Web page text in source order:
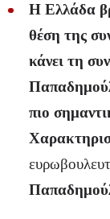
Η Ελλάδα
θέση της
κάνει τη
πιο